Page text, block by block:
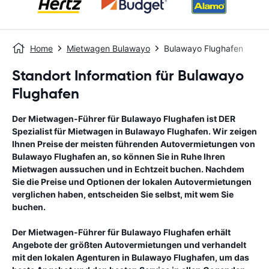
Home Mietwagen Bulawayo Bulawayo Flughafen
Standort Information für Bulawayo
Flughafen
Der Mietwagen-Führer fürBulawayo Flughafen ist DER
Spezialist für Mietwagen in Bulawayo Flughafen. Wir zeigen
Ihnen Preise der meisten führenden Autovermietungen von
Bulawayo Flughafen an, so können Sie in Ruhe Ihren
Mietwagen aussuchen und in Echtzeit buchen. Nachdem
Sie die Preise und Optionen der lokalen Autovermietungen
verglichen haben, entscheiden Sie selbst, mit wem Sie
buchen.
Der Mietwagen-Führer fürBulawayo Flughafen erhält
Angebote der größten Autovermietungen und verhandelt
mit den lokalen Agenturen in Bulawayo Flughafen, um das